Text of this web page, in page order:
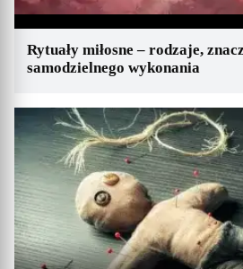
Rytuały miłosne – rodzaje,
samodzielnego wykonania